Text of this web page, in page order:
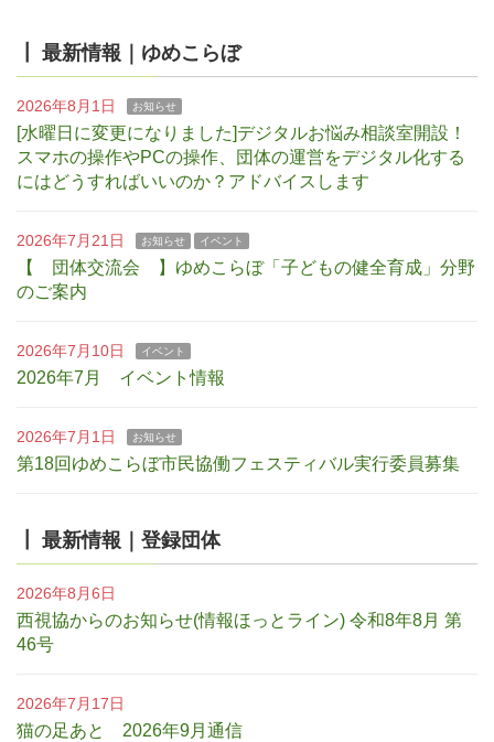
┃ 最新情報｜ゆめこらぼ
2026年8月1日 お知らせ
[水曜日に変更になりました]デジタルお悩み相談室開設！
スマホの操作やPCの操作、団体の運営をデジタル化する
にはどうすればいいのか？アドバイスします
2026年7月21日 お知らせ イベント
【 団体交流会 】ゆめこらぼ「子どもの健全育成」分野
のご案内
2026年7月10日 イベント
2026年7月 イベント情報
2026年7月1日 お知らせ
第18回ゆめこらぼ市民協働フェスティバル実行委員募集
┃ 最新情報｜登録団体
2026年8月6日
西視協からのお知らせ(情報ほっとライン) 令和8年8月 第
46号
2026年7月17日
猫の足あと 2026年9月通信